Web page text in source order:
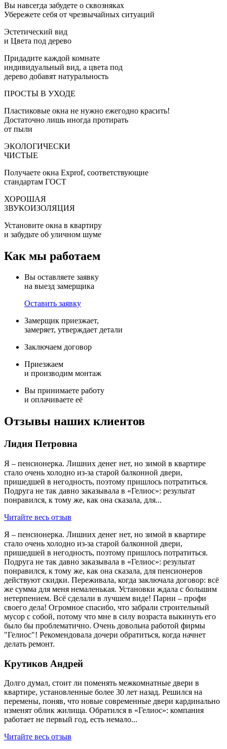
Вы навсегда забудете о сквозняках
Убережете себя от чрезвычайных ситуаций
Эстетический вид
и Цвета под дерево
Придадите каждой комнате
индивидуальный вид, а цвета под
дерево добавят натуральность
ПРОСТЫ В УХОДЕ
Пластиковые окна не нужно ежегодно красить!
Достаточно лишь иногда протирать
от пыли
ЭКОЛОГИЧЕСКИ
ЧИСТЫЕ
Получаете окна Exprof, соответствующие
стандартам ГОСТ
ХОРОШАЯ
ЗВУКОИЗОЛЯЦИЯ
Установите окна в квартиру
и забудьте об уличном шуме
Как мы работаем
Вы оставляете заявку
на выезд замерщика
Оставить заявку
Замерщик приезжает,
замеряет, утверждает детали
Заключаем договор
Приезжаем
и производим монтаж
Вы принимаете работу
и оплачиваете её
Отзывы наших клиентов
Лидия Петровна
Я – пенсионерка. Лишних денег нет, но зимой в квартире
стало очень холодно из-за старой балконной двери,
пришедшей в негодность, поэтому пришлось потратиться.
Подруга не так давно заказывала в «Гелиос»: результат
понравился, к тому же, как она сказала, для...
Читайте весь отзыв
Я – пенсионерка. Лишних денег нет, но зимой в квартире
стало очень холодно из-за старой балконной двери,
пришедшей в негодность, поэтому пришлось потратиться.
Подруга не так давно заказывала в «Гелиос»: результат
понравился, к тому же, как она сказала, для пенсионеров
действуют скидки. Переживала, когда заключала договор: всё
же сумма для меня немаленькая. Установки ждала с большим
нетерпением. Всё сделали в лучшем виде! Парни – профи
своего дела! Огромное спасибо, что забрали строительный
мусор с собой, потому что мне в силу возраста выкинуть его
было бы проблематично. Очень довольна работой фирмы
"Гелиос"! Рекомендовала дочери обратиться, когда начнет
делать ремонт.
Крутиков Андрей
Долго думал, стоит ли поменять межкомнатные двери в
квартире, установленные более 30 лет назад. Решился на
перемены, поняв, что новые современные двери кардинально
изменят облик жилища. Обратился в «Гелиос»: компания
работает не первый год, есть немало...
Читайте весь отзыв